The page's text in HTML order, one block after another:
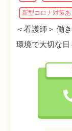
新型コロナ対策あ
＜看護師＞ 働
環境で大切な